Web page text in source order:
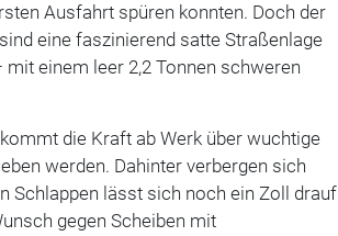
Ausfahrt spüren konnten. Doch der
eine faszinierend satte Straßenlage
einem leer 2,2 Tonnen schweren
die Kraft ab Werk über wuchtige
werden. Dahinter verbergen sich
Schlappen lässt sich noch ein Zoll drauf
gegen Scheiben mit